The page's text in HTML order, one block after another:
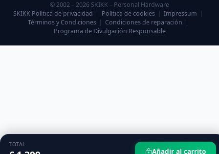
TOTAL
Añadir al carrito
© 2002 – 2026 SKIKK – Personal Hardware
SKIKK Política de privacidad
Política de cookies Impressum
Términos y Condiciones
Condiciones de reparación
Programa de Divulgación Responsable